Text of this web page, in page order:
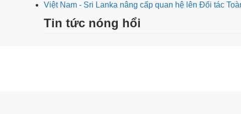
Việt Nam - Sri Lanka nâng cấp quan hệ lên Đối tác
Tin tức nóng hổi